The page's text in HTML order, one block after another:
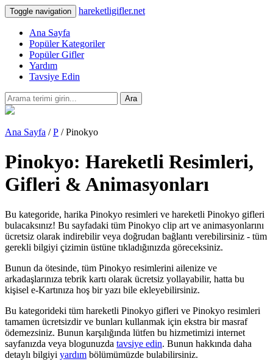
Toggle navigation hareketligifler.net
Ana Sayfa
Popüler Kategoriler
Popüler Gifler
Yardım
Tavsiye Edin
Ara
Ana Sayfa /P / Pinokyo
Pinokyo: Hareketli Resimleri,
Gifleri & Animasyonları
Bu kategoride, harika Pinokyo resimleri ve hareketli Pinokyo gifleri
bulacaksınız! Bu sayfadaki tüm Pinokyo clip art ve animasyonlarını
ücretsiz olarak indirebilir veya doğrudan bağlantı verebilirsiniz - tüm
gerekli bilgiyi çizimin üstüne tıkladığınızda göreceksiniz.
Bunun da ötesinde, tüm Pinokyo resimlerini ailenize ve
arkadaşlarınıza tebrik kartı olarak ücretsiz yollayabilir, hatta bu
kişisel e-Kartınıza hoş bir yazı bile ekleyebilirsiniz.
Bu kategorideki tüm hareketli Pinokyo gifleri ve Pinokyo resimleri
tamamen ücretsizdir ve bunları kullanmak için ekstra bir masraf
ödemezsiniz. Bunun karşılığında lütfen bu hizmetimizi internet
sayfanızda veya blogunuzda tavsiye edin. Bunun hakkında daha
detaylı bilgiyi yardım bölümümüzde bulabilirsiniz.